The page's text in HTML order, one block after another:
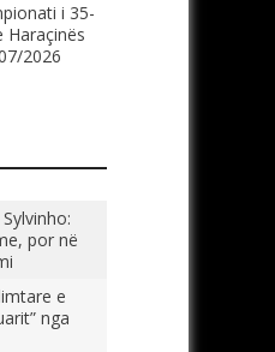
i 35-
Haraçinës
2026
por në
e
nga